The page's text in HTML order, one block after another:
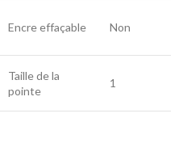
Encre effaçable Non
Taille de la
pointe
1